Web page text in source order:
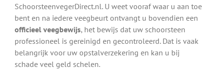
SchoorsteenvegerDirect.nl. U weet vooraf waar u aan toe
bent en na iedere veegbeurt ontvangt u bovendien een
officieel veegbewijs, het bewijs dat uw schoorsteen
professioneel is gereinigd en gecontroleerd. Dat is vaak
belangrijk voor uw opstalverzekering en kan u bij
schade veel geld schelen.